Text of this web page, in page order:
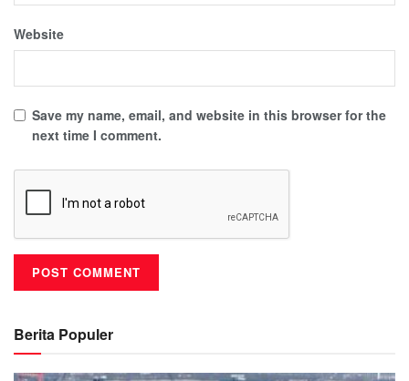
Website
Save my name, email, and website in this browser for the
next time I comment.
Berita Populer